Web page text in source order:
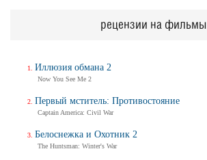
рецензии на фильмы
Иллюзия обмана 2
Now You See Me 2
Первый мститель: Противостояние
Captain America: Civil War
Белоснежка и Охотник 2
The Huntsman: Winter's War